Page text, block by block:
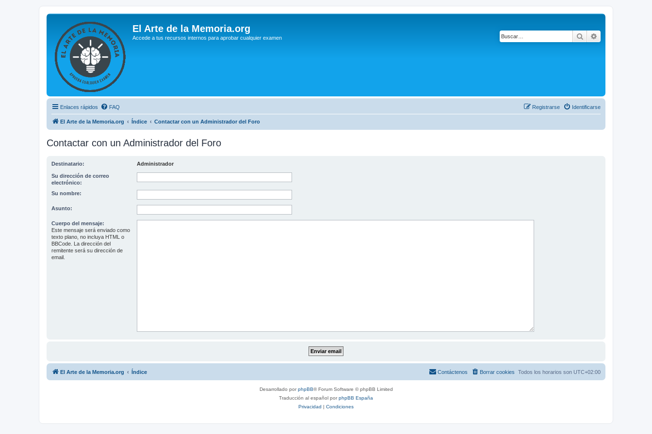
El Arte de la Memoria.org
Accede a tus recursos internos para aprobar cualquier examen Buscar
Enlaces rápidos FAQ Identificarse
Registrarse
El Arte de la Memoria.org Índice Contactar con un Administrador del Foro
Contactar con un Administrador del Foro
Destinatario: Administrador
Su dirección de correo
electrónico:
Su nombre:
Asunto:
Cuerpo del mensaje:
Este mensaje será enviado como
texto plano, no incluya HTML o
BBCode. La dirección del
remitente será su dirección de
email.
El Arte de la Memoria.org Índice Todos los horarios son UTC+02:00
Borrar cookies
Contáctenos
Desarrollado porphpBB® Forum Software © phpBB Limited
Traducción al español porphpBB España
Privacidad | Condiciones